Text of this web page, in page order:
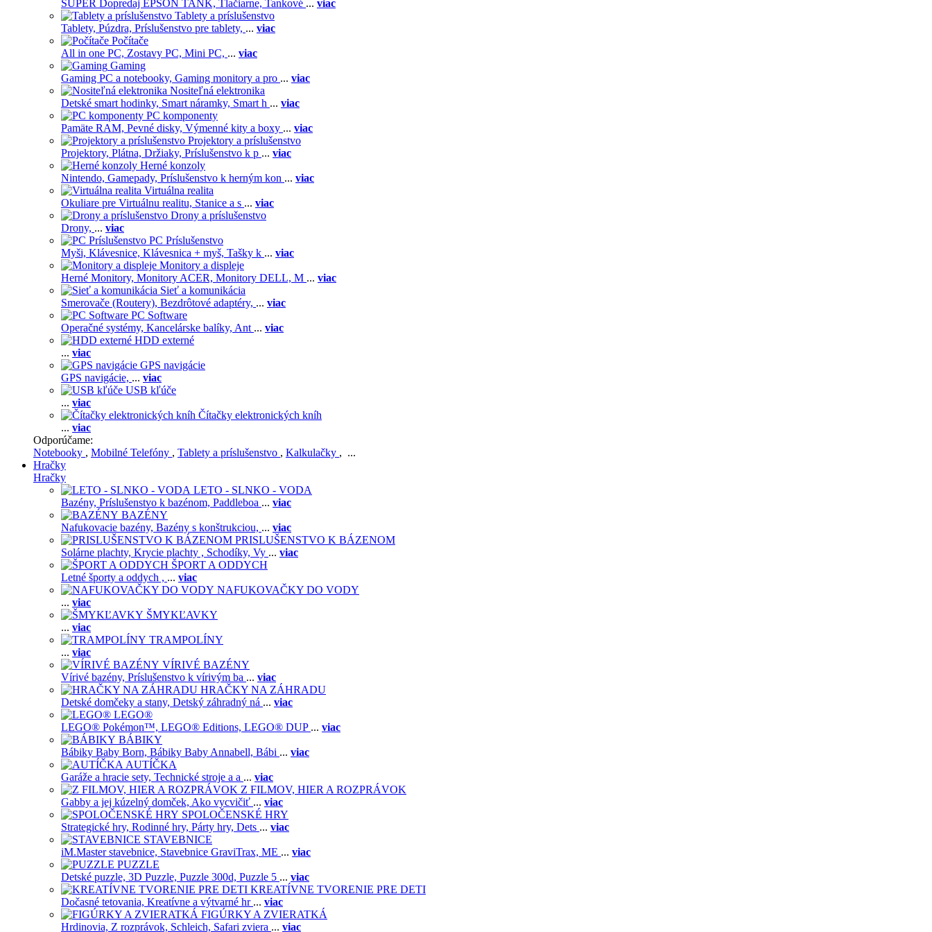
SUPER Dopredaj EPSON TANK, Tlačiarne, Tankové ... viac
Tablety a príslušenstvo
Tablety, Púzdra, Príslušenstvo pre tablety, ... viac
Počítače
All in one PC, Zostavy PC, Mini PC, ... viac
Gaming
Gaming PC a notebooky, Gaming monitory a pro ... viac
Nositeľná elektronika
Detské smart hodinky, Smart náramky, Smart h ... viac
PC komponenty
Pamäte RAM, Pevné disky, Výmenné kity a boxy ... viac
Projektory a príslušenstvo
Projektory, Plátna, Držiaky, Príslušenstvo k p ... viac
Herné konzoly
Nintendo, Gamepady, Príslušenstvo k herným kon ... viac
Virtuálna realita
Okuliare pre Virtuálnu realitu, Stanice a s ... viac
Drony a príslušenstvo
Drony, ... viac
PC Príslušenstvo
Myši, Klávesnice, Klávesnica + myš, Tašky k ... viac
Monitory a displeje
Herné Monitory, Monitory ACER, Monitory DELL, M ... viac
Sieť a komunikácia
Smerovače (Routery), Bezdrôtové adaptéry, ... viac
PC Software
Operačné systémy, Kancelárske balíky, Ant ... viac
HDD externé
... viac
GPS navigácie
GPS navigácie, ... viac
USB kľúče
... viac
Čítačky elektronických kníh
... viac
Odporúčame:
Notebooky , Mobilné Telefóny , Tablety a príslušenstvo , Kalkulačky , ...
Hračky
Hračky
LETO - SLNKO - VODA
Bazény, Príslušenstvo k bazénom, Paddleboa ... viac
BAZÉNY
Nafukovacie bazény, Bazény s konštrukciou, ... viac
PRISLUŠENSTVO K BÁZENOM
Solárne plachty, Krycie plachty , Schodíky, Vy ... viac
ŠPORT A ODDYCH
Letné športy a oddych , ... viac
NAFUKOVAČKY DO VODY
... viac
ŠMYKĽAVKY
... viac
TRAMPOLÍNY
... viac
VÍRIVÉ BAZÉNY
Vírivé bazény, Príslušenstvo k vírivým ba ... viac
HRAČKY NA ZÁHRADU
Detské domčeky a stany, Detský záhradný ná ... viac
LEGO®
LEGO® Pokémon™, LEGO® Editions, LEGO® DUP ... viac
BÁBIKY
Bábiky Baby Born, Bábiky Baby Annabell, Bábi ... viac
AUTÍČKA
Garáže a hracie sety, Technické stroje a a ... viac
Z FILMOV, HIER A ROZPRÁVOK
Gabby a jej kúzelný domček, Ako vycvičiť ... viac
SPOLOČENSKÉ HRY
Strategické hry, Rodinné hry, Párty hry, Dets ... viac
STAVEBNICE
iM.Master stavebnice, Stavebnice GraviTrax, ME ... viac
PUZZLE
Detské puzzle, 3D Puzzle, Puzzle 300d, Puzzle 5 ... viac
KREATÍVNE TVORENIE PRE DETI
Dočasné tetovania, Kreatívne a výtvarné hr ... viac
FIGÚRKY A ZVIERATKÁ
Hrdinovia, Z rozprávok, Schleich, Safari zviera ... viac